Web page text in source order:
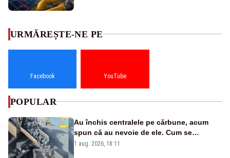
URMĂREȘTE-NE PE
Facebook YouTube
POPULAR
Au închis centralele pe cărbune, acum
spun că au nevoie de ele. Cum se
pasează vina în plină criză energetică
1 aug. 2026, 18:11